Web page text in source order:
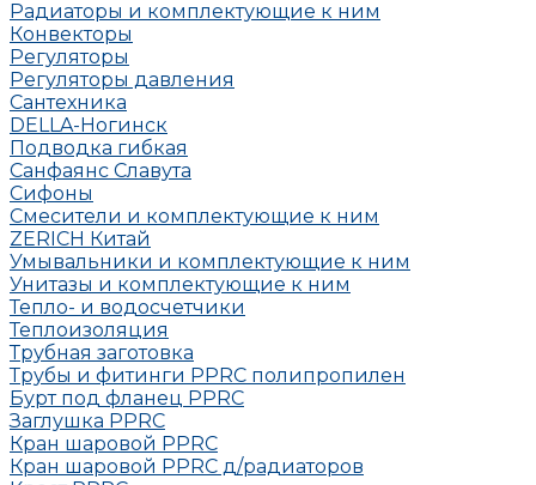
Радиаторы и комплектующие к ним
Конвекторы
Регуляторы
Регуляторы давления
Сантехника
DELLA-Ногинск
Подводка гибкая
Санфаянс Славута
Сифоны
Смесители и комплектующие к ним
ZERICH Китай
Умывальники и комплектующие к ним
Унитазы и комплектующие к ним
Тепло- и водосчетчики
Теплоизоляция
Трубная заготовка
Трубы и фитинги PPRC полипропилен
Бурт под фланец РРRC
Заглушка РРRC
Кран шаровой PPRC
Кран шаровой PPRC д/радиаторов